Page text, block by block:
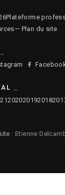
Plateforme
— Plan du site
202020192018
: Etienne